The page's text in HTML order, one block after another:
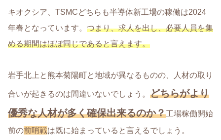
キオクシア、TSMCどちらも半導体新工場の稼働は2024
年春となっています。 つまり、求人を出し、必要人員を集
める期間はほぼ同じであると言えます。
岩手北上と熊本菊陽町と地域が異なるものの、人材の取り
合いが起きるのは間違いないでしょう。 どちらがより
優秀な人材が多く確保出来るのか？工場稼働開始
前の前哨戦は既に始まっていると言えるでしょう。